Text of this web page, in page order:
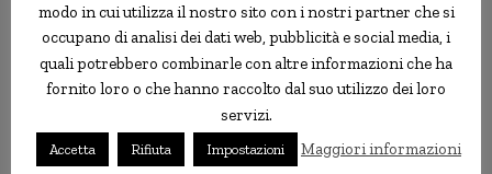
Implementare l'AI nella tua impresa senza
metodo e gli strumenti.
Non servono competenze tecniche. Serve
un metodo per scegliere i progetti giusti,
modo in cui utilizza il nostro sito con i nostri partner che si
occupano di analisi dei dati web, pubblicità e social media, i
quali potrebbero combinarle con altre informazioni che ha
fornito loro o che hanno raccolto dal suo utilizzo dei loro
servizi.
Accetta Rifiuta Impostazioni Maggiori informazioni